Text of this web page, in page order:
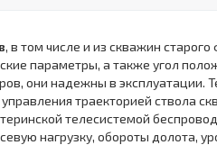
, в том числе и из скважин
параметры, а также угол
они надежны в
траекторией ствола
телесистемой
нагрузку, обороты долота,